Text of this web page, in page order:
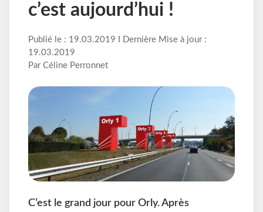
c’est aujourd’hui !
Publié le : 19.03.2019 I Dernière Mise à jour :
19.03.2019
Par Céline Perronnet
C’est le grand jour pour Orly. Après